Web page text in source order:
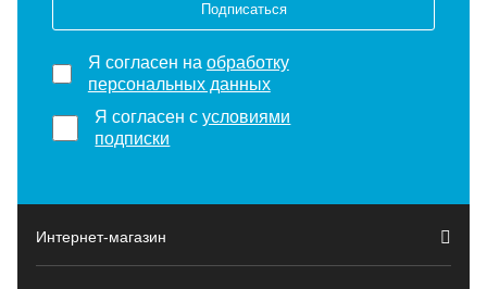
Подписаться
Я согласен на обработку
персональных данных
Я согласен сусловиями
подписки
Интернет-магазин